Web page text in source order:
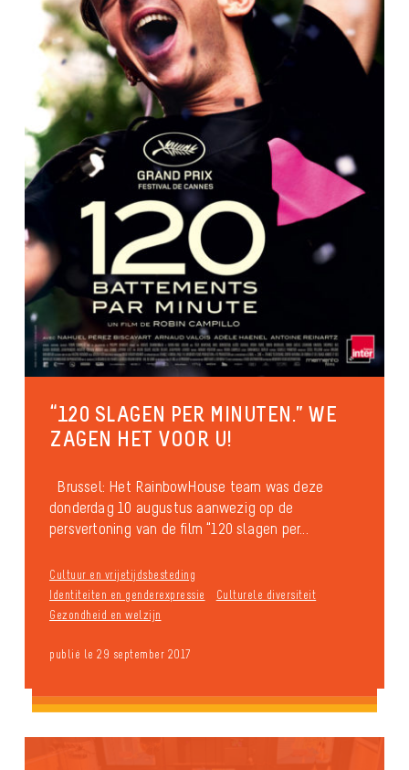
“120 SLAGEN PER MINUTEN.” WE
ZAGEN HET VOOR U!
Brussel: Het RainbowHouse team was deze
donderdag 10 augustus aanwezig op de
persvertoning van de film “120 slagen per...
Cultuur en vrijetijdsbesteding
Identiteiten en genderexpressie
Culturele diversiteit
Gezondheid en welzijn
publié le 29 september 2017